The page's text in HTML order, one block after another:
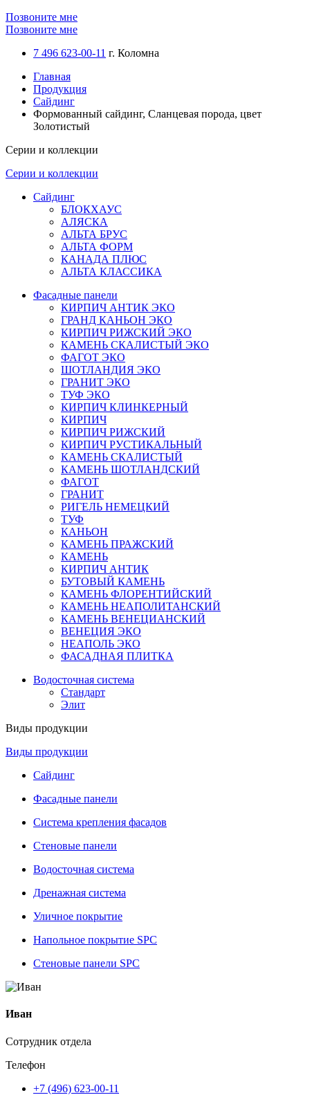
Позвоните мне
Позвоните мне
7 496 623-00-11 г. Коломна
Главная
Продукция
Сайдинг
Формованный сайдинг, Сланцевая порода, цвет
Золотистый
Серии и коллекции
Серии и коллекции
Сайдинг
БЛОКХАУС
АЛЯСКА
АЛЬТА БРУС
АЛЬТА ФОРМ
КАНАДА ПЛЮС
АЛЬТА КЛАССИКА
Фасадные панели
КИРПИЧ АНТИК ЭКО
ГРАНД КАНЬОН ЭКО
КИРПИЧ РИЖСКИЙ ЭКО
КАМЕНЬ СКАЛИСТЫЙ ЭКО
ФАГОТ ЭКО
ШОТЛАНДИЯ ЭКО
ГРАНИТ ЭКО
ТУФ ЭКО
КИРПИЧ КЛИНКЕРНЫЙ
КИРПИЧ
КИРПИЧ РИЖСКИЙ
КИРПИЧ РУСТИКАЛЬНЫЙ
КАМЕНЬ СКАЛИСТЫЙ
КАМЕНЬ ШОТЛАНДСКИЙ
ФАГОТ
ГРАНИТ
РИГЕЛЬ НЕМЕЦКИЙ
ТУФ
КАНЬОН
КАМЕНЬ ПРАЖСКИЙ
КАМЕНЬ
КИРПИЧ АНТИК
БУТОВЫЙ КАМЕНЬ
КАМЕНЬ ФЛОРЕНТИЙСКИЙ
КАМЕНЬ НЕАПОЛИТАНСКИЙ
КАМЕНЬ ВЕНЕЦИАНСКИЙ
ВЕНЕЦИЯ ЭКО
НЕАПОЛЬ ЭКО
ФАСАДНАЯ ПЛИТКА
Водосточная система
Стандарт
Элит
Виды продукции
Виды продукции
Сайдинг
Фасадные панели
Система крепления фасадов
Стеновые панели
Водосточная система
Дренажная система
Уличное покрытие
Напольное покрытие SPC
Стеновые панели SPC
Иван
Сотрудник отдела
Телефон
+7 (496) 623-00-11